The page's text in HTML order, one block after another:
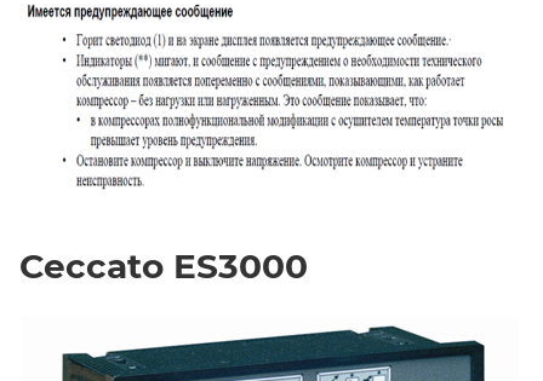
Ceccato ES3000